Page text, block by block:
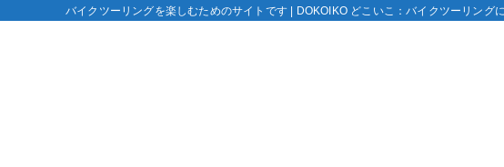
バイクツーリングを楽しむためのサイトです | DOKOIKO どこいこ：バイクツーリング